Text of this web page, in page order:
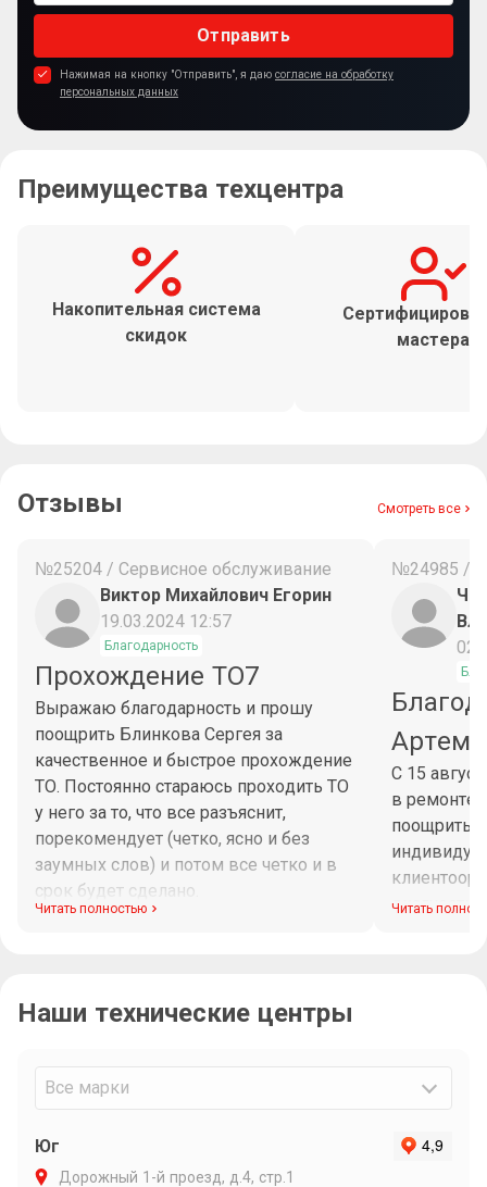
Отправить
Нажимая на кнопку "Отправить", я даю согласие на обработку
персональных данных
Преимущества техцентра
Накопительная система
скидок
мастера
Отзывы Смотреть все
№25204 / Сервисное обслуживание
Виктор Михайлович Егорин
19.03.2024 12:57
Благодарность
Прохождение ТО7
Выражаю благодарность и прошу
поощрить Блинкова Сергея за
качественное и быстрое прохождение
ТО. Постоянно стараюсь проходить ТО
у него за то, что все разъяснит,
порекомендует (четко, ясно и без
заумных слов) и потом все четко и в
срок будет сделано.
Читать полностью
№24985 /
С 15
в ремонте
поощрить
Максиму
Читать
Наши технические центры
Все марки
Юг
Дорожный 1-й проезд, д.4, стр.1